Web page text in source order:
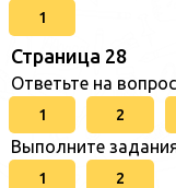
1
Страница 28
Ответьте на
1 2
Выполните
1 2